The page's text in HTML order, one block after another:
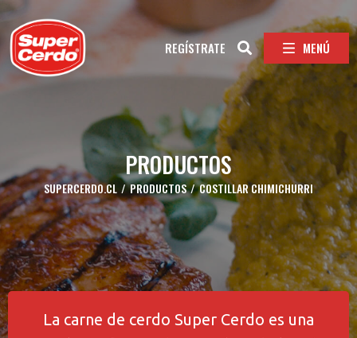
REGÍSTRATE MENÚ
PRODUCTOS
SUPERCERDO.CL / PRODUCTOS / COSTILLAR CHIMICHURRI
La carne de cerdo Super Cerdo es una